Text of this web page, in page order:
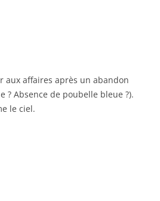
aux affaires après un abandon
? Absence de poubelle bleue ?).
le ciel.